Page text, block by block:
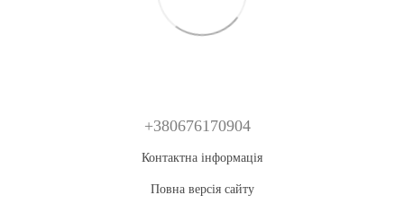
+380676170904
Контактна інформація
Повна версія сайту